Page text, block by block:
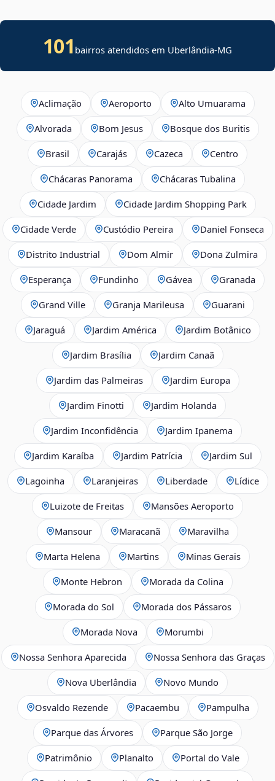
101 bairros atendidos em Uberlândia-MG
Aclimação Aeroporto Alto Umuarama
Alvorada Bom Jesus Bosque dos Buritis
Brasil Carajás Cazeca Centro
Chácaras Panorama Chácaras Tubalina
Cidade Jardim Cidade Jardim Shopping Park
Cidade Verde Custódio Pereira Daniel Fonseca
Distrito Industrial Dom Almir Dona Zulmira
Esperança Fundinho Gávea Granada
Grand Ville Granja Marileusa Guarani
Jaraguá Jardim América Jardim Botânico
Jardim Brasília Jardim Canaã
Jardim das Palmeiras Jardim Europa
Jardim Finotti Jardim Holanda
Jardim Inconfidência Jardim Ipanema
Jardim Karaíba Jardim Patrícia Jardim Sul
Lagoinha Laranjeiras Liberdade Lídice
Luizote de Freitas Mansões Aeroporto
Mansour Maracanã Maravilha
Marta Helena Martins Minas Gerais
Monte Hebron Morada da Colina
Morada do Sol Morada dos Pássaros
Morada Nova Morumbi
Nossa Senhora Aparecida Nossa Senhora das Graças
Nova Uberlândia Novo Mundo
Osvaldo Rezende Pacaembu Pampulha
Parque das Árvores Parque São Jorge
Patrimônio Planalto Portal do Vale